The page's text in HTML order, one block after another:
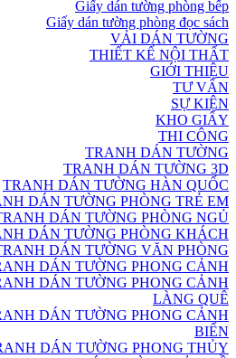
Giấy dán tường phòng bếp
Giấy dán tường phòng đọc sách
VẢI DÁN TƯỜNG
THIẾT KẾ NỘI THẤT
GIỚI THIỆU
TƯ VẤN
SỰ KIỆN
KHO GIẤY
THI CÔNG
TRANH DÁN TƯỜNG
TRANH DÁN TƯỜNG 3D
TRANH DÁN TƯỜNG HÀN QUỐC
DÁN TƯỜNG PHÒNG TRẺ EM
DÁN TƯỜNG PHÒNG NGỦ
DÁN TƯỜNG PHÒNG KHÁCH
DÁN TƯỜNG VĂN PHÒNG
DÁN TƯỜNG PHONG CẢNH
DÁN TƯỜNG PHONG CẢNH
LÀNG QUÊ
DÁN TƯỜNG PHONG CẢNH
BIỂN
DÁN TƯỜNG PHONG THỦY